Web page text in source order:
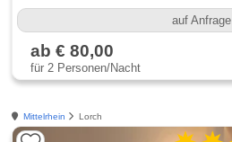
auf Anfrage
ab € 80,00
für 2 Personen/Nacht
Mittelrhein Lorch